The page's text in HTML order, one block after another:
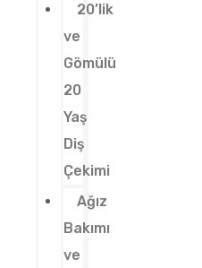
20’lik
ve
Gömülü
20
Yaş
Diş
Çekimi
Ağız
Bakımı
ve